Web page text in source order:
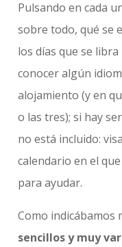
Pulsando en cada
sobre todo, qué se
los días que se
conocer algún
alojamiento (y en
o las tres); si hay
no está incluido:
calendario en el
para ayudar.
Como indicábamos
sencillos y muy